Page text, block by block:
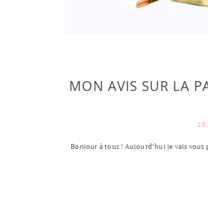
MON AVIS SUR LA
10
Bonjour à tous ! Aujourd’hui je vais vous